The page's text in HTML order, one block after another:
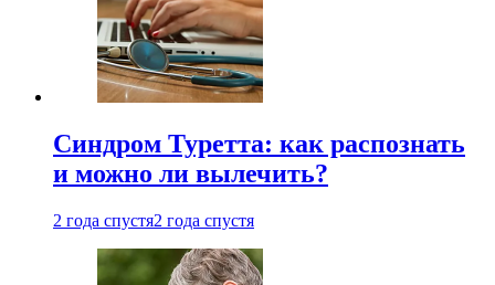
Синдром Туретта: как распознать
и можно ли вылечить?
2 года спустя2 года спустя